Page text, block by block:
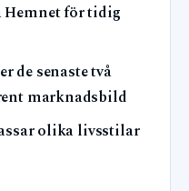
Hemnet för tidig
de senaste två
marknadsbild
olika livsstilar